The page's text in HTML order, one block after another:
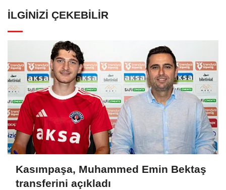
İLGINIZI ÇEKEBILIR
Kasımpaşa, Muhammed Emin Bektaş
transferini açıkladı